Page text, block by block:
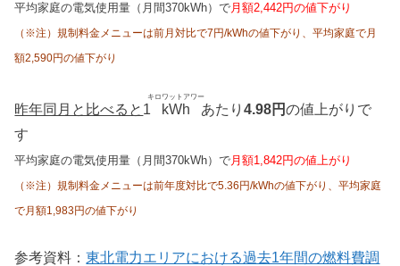
平均家庭の電気使用量（月間370kWh）で月額2,442円の値下がり
（※注）規制料金メニューは前月対比で7円/kWhの値下がり、平均家庭で月
額2,590円の値下がり
昨年同月と比べると 1 kWh
キロワットアワー
あたり4.98円の値上がりで
す
平均家庭の電気使用量（月間370kWh）で 月額1,842円の値上がり
（※注）規制料金メニューは前年度対比で5.36円/kWhの値下がり、平均家庭
で月額1,983円の値下がり
参考資料：東北電力エリアにおける過去1年間の燃料費調